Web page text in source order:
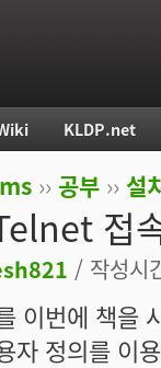
›› 공부 ›› 설
접
/ 작성시
이번에 책을
자 정의를 이
KLDP.net